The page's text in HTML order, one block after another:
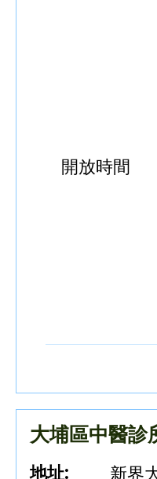
開放時間
大埔區中醫診
地址: 新界